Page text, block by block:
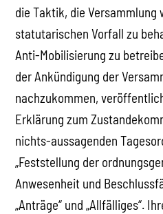
die Taktik, die Versammlung
statutarischen Vorfall zu
Anti-Mobilisierung zu
der Ankündigung der
nachzukommen,
Erklärung zum
nichts-aussagenden
„Feststellung der
Anwesenheit und
„Anträge“ und „Allfälliges“.